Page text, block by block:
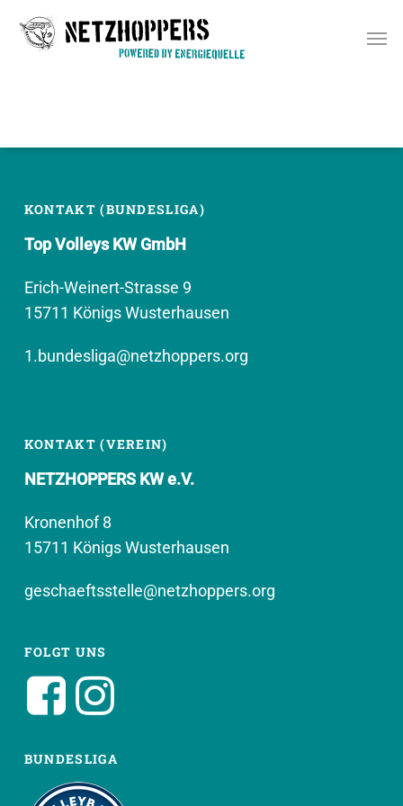
KONTAKT (BUNDESLIGA)
Top Volleys KW GmbH
Erich-Weinert-Strasse 9
15711 Königs Wusterhausen
1.bundesliga@netzhoppers.org
KONTAKT (VEREIN)
NETZHOPPERS KW e.V.
Kronenhof 8
15711 Königs Wusterhausen
geschaeftsstelle@netzhoppers.org
FOLGT UNS
BUNDESLIGA